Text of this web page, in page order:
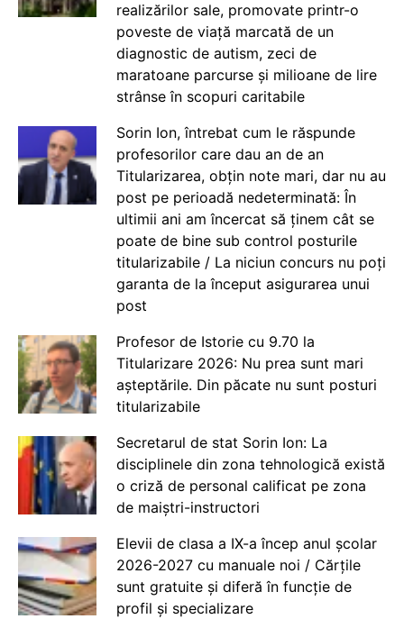
realizărilor sale, promovate printr-o
poveste de viață marcată de un
diagnostic de autism, zeci de
maratoane parcurse și milioane de lire
strânse în scopuri caritabile
Sorin Ion, întrebat cum le răspunde
profesorilor care dau an de an
Titularizarea, obțin note mari, dar nu au
post pe perioadă nedeterminată: În
ultimii ani am încercat să ținem cât se
poate de bine sub control posturile
titularizabile / La niciun concurs nu poți
garanta de la început asigurarea unui
post
Profesor de Istorie cu 9.70 la
Titularizare 2026: Nu prea sunt mari
așteptările. Din păcate nu sunt posturi
titularizabile
Secretarul de stat Sorin Ion: La
disciplinele din zona tehnologică există
o criză de personal calificat pe zona
de maiștri-instructori
Elevii de clasa a IX-a încep anul școlar
2026-2027 cu manuale noi / Cărțile
sunt gratuite și diferă în funcție de
profil și specializare